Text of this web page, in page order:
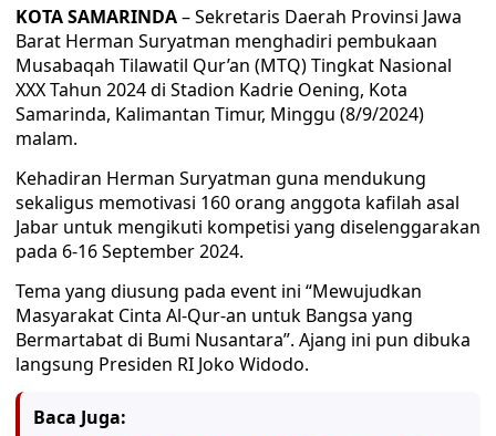
KOTA SAMARINDA– Sekretaris Daerah Provinsi Jawa
Barat Herman Suryatman menghadiri pembukaan
Musabaqah Tilawatil Qur’an (MTQ) Tingkat Nasional
XXX Tahun 2024 di Stadion Kadrie Oening, Kota
Samarinda, Kalimantan Timur, Minggu (8/9/2024)
malam.
Kehadiran Herman Suryatman guna mendukung
sekaligus memotivasi 160 orang anggota kafilah asal
Jabar untuk mengikuti kompetisi yang diselenggarakan
pada 6-16 September 2024.
Tema yang diusung pada event ini “Mewujudkan
Masyarakat Cinta Al-Qur-an untuk Bangsa yang
Bermartabat di Bumi Nusantara”. Ajang ini pun dibuka
langsung Presiden RI Joko Widodo.
Baca Juga: